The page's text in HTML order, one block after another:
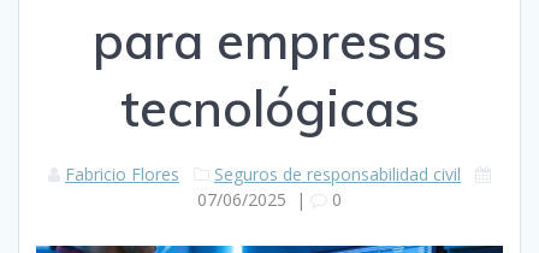
para empresas
tecnológicas
Fabricio Flores
Seguros de responsabilidad civil
07/06/2025 | 0